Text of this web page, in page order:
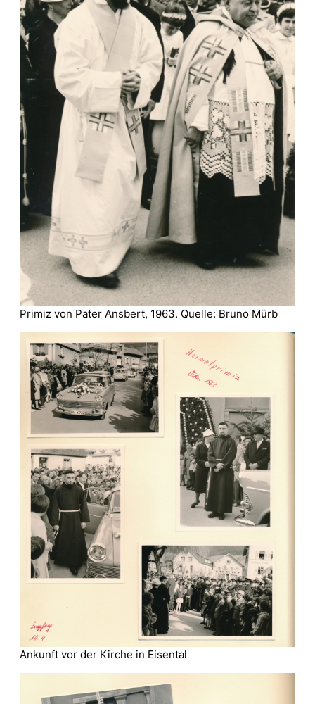
Primiz von Pater Ansbert, 1963. Quelle: Bruno Mürb
Ankunft vor der Kirche in Eisental